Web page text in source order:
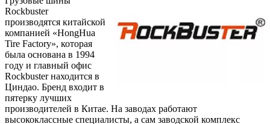
Rockbuster
производятся китайской
компанией «HongHua
Tire Factory», которая
была основана в 1994
году и главный офис
Rockbuster находится в
Циндао. Бренд входит в
пятерку лучших
производителей в Китае. На заводах работают
высококлассные специалисты, а сам заводской комплекс